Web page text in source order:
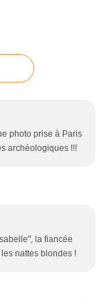
photo prise à Paris
archéologiques !!!
la fiancée
nattes blondes !